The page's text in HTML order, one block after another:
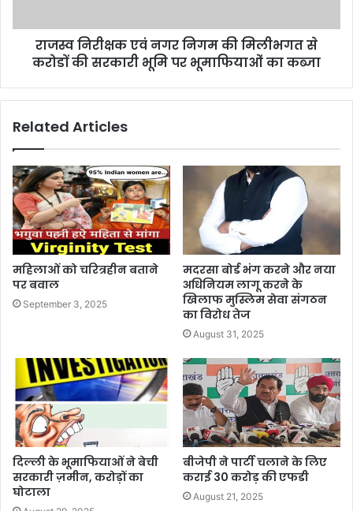
राजस्व निरीक्षक एवं नगर निगम की मिलीभगत से
करोडों की सरकारी भूमि पर भूमाफियाओं का कब्जा
Related Articles
महिलाओं को चरित्रहीन बताने
पर बवाल
September 3, 2025
मदरसा बोर्ड भंग करने और नया
अधिनियम लागू करने के
खिलाफ मुस्लिम सेवा संगठन
का विरोध तेज
August 31, 2025
दिल्ली के भूमाफियाओं ने बेची
सरकारी ज़मीन, करोड़ों का
घोटाला
बीजेपी ने पार्टी चलाने के लिए
कराई 30 करोड़ की एफडी
August 21, 2025